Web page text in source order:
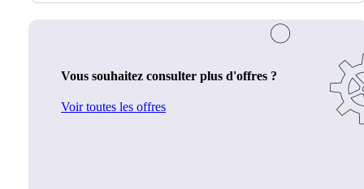
Vous souhaitez consulter plus d'offres ?
Voir toutes les offres